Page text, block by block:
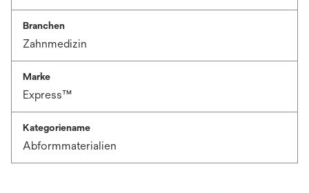
Branchen
Zahnmedizin
Marke
Express™
Kategoriename
Abformmaterialien